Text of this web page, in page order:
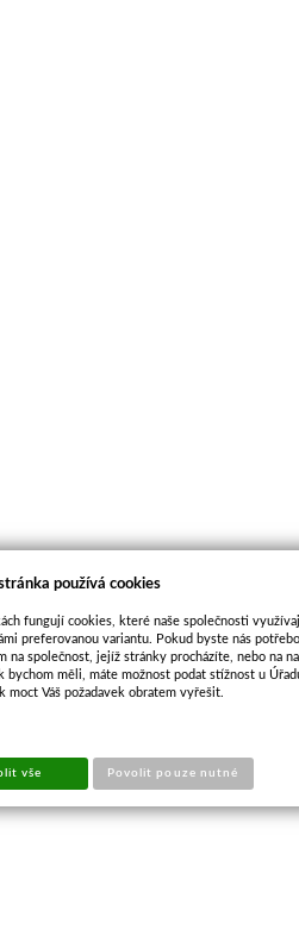
používá cookies
fungují cookies, které naše společnosti
preferovanou variantu. Pokud byste nás
na společnost, jejíž stránky procházíte, nebo na
bychom měli, máte možnost podat stížnost u
moct Váš požadavek obratem vyřešit.
vše Povolit pouze nutné